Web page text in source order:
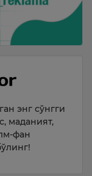
энг сўнгги
маданият,
фан